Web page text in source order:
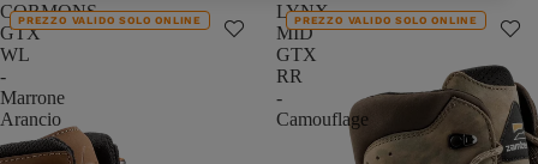
CORMONS
GTX
WL
-
Marrone
Arancio
PREZZO VALIDO SOLO ONLINE
LYNX
MID
GTX
RR
-
Camouflage
PREZZO VALIDO SOLO ONLINE